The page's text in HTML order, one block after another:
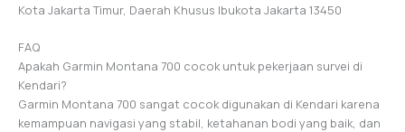
Kota Jakarta Timur, Daerah Khusus Ibukota Jakarta 13450
FAQ
Apakah Garmin Montana 700 cocok untuk pekerjaan survei di
Kendari?
Garmin Montana 700 sangat cocok digunakan di Kendari karena
kemampuan navigasi yang stabil, ketahanan bodi yang baik, dan